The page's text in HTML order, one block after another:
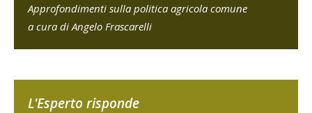
Approfondimenti sulla politica agricola comune
a cura di Angelo Frascarelli
L'Esperto risponde